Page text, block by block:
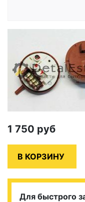
1 750 руб
Для быстрого